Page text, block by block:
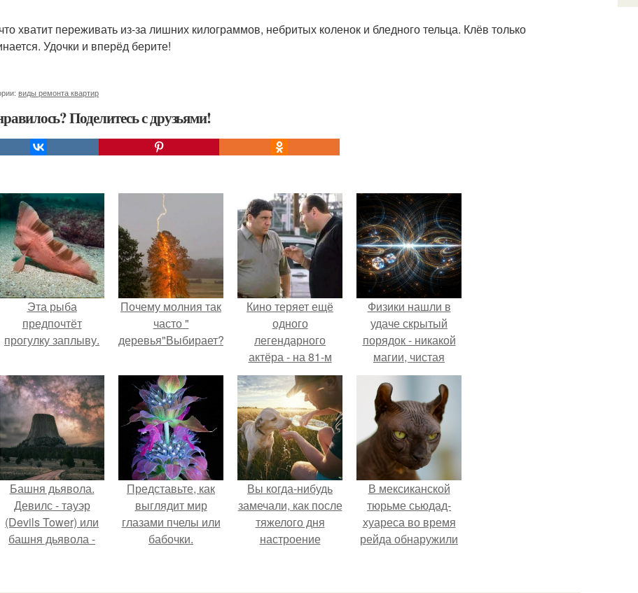
хватит переживать из-за лишних килограммов, небритых коленок и бледного тельца. Клёв только
Удочки и вперёд берите!
виды ремонта квартир
Поделитесь с друзьями!
Эта рыба
предпочтёт
прогулку заплыву.
Почему молния так
часто "
деревья"Выбирает?
Кино теряет ещё
одного
легендарного
актёра - на 81-м
году жизни не стало
Винсента пасторе.
Физики нашли в
удаче скрытый
порядок - никакой
магии, чистая
квантовая
механика.
Башня дьявола.
Девилс - тауэр
(Devils Tower) или
башня дьявола -
происхождения
Представьте, как
выглядит мир
глазами пчелы или
бабочки.
Вы когда-нибудь
замечали, как после
тяжелого дня
настроение
своего питомца?
В мексиканской
тюрьме сьюдад-
хуареса во время
рейда обнаружили
татуировками.